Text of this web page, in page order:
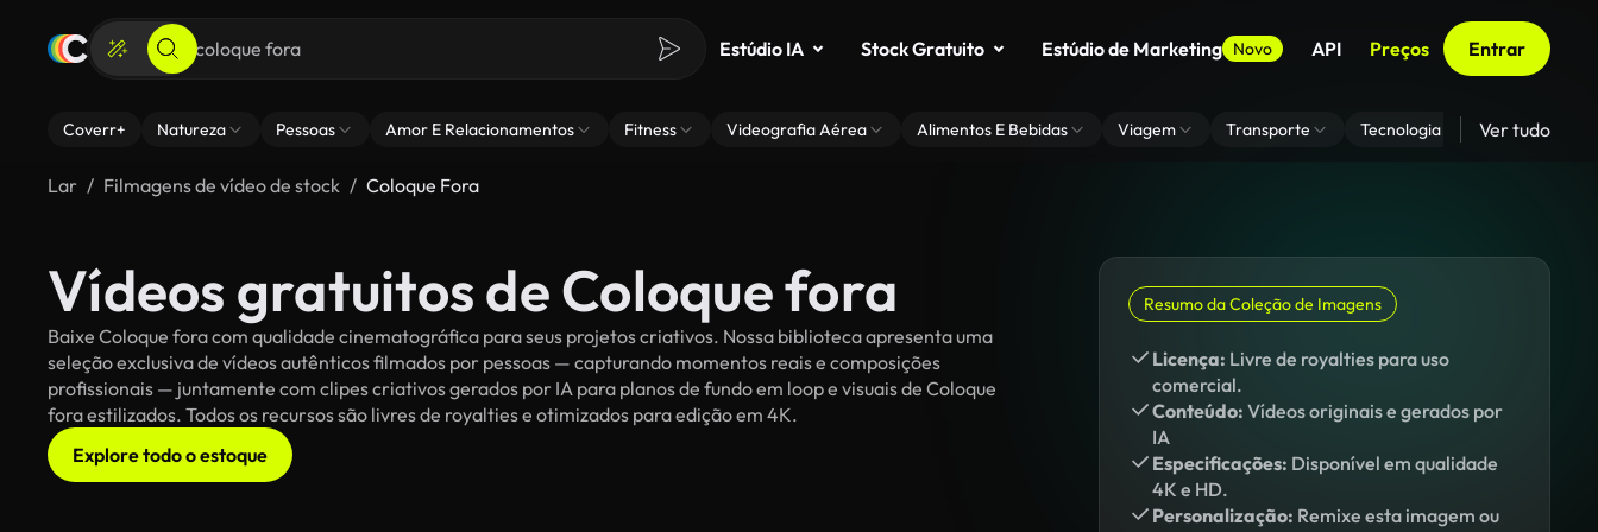
Estúdio IA Stock Gratuito Estúdio de Marketing Novo API Preços Entrar
Coverr+ Natureza Pessoas Amor E Relacionamentos Fitness Videografia Aérea Alimentos E Bebidas Viagem Transporte Tecnologia Zoom De
Ver tudo
Lar Filmagens de vídeo de stock Coloque Fora
Vídeos gratuitos de Coloque fora
Baixe Coloque fora com qualidade cinematográfica para seus projetos criativos. Nossa biblioteca apresenta uma
seleção exclusiva de vídeos autênticos filmados por pessoas — capturando momentos reais e composições
profissionais — juntamente com clipes criativos gerados por IA para planos de fundo em loop e visuais de Coloque
fora estilizados. Todos os recursos são livres de royalties e otimizados para edição em 4K.
Explore todo o estoque
Resumo da Coleção de Imagens
Licença: Livre de royalties para uso
comercial.
Conteúdo: Vídeos originais e gerados por
IA
Especificações: Disponível em qualidade
4K e HD.
Personalização: Remixe esta imagem ou